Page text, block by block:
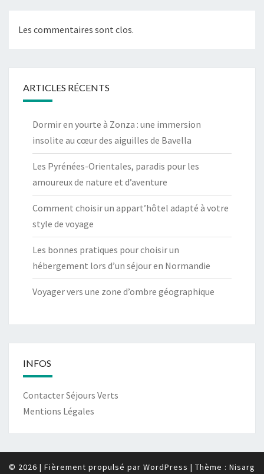
Les commentaires sont clos.
ARTICLES RÉCENTS
Dormir en yourte à Zonza : une immersion
insolite au cœur des aiguilles de Bavella
Les Pyrénées-Orientales, paradis pour les
amoureux de nature et d’aventure
Comment choisir un appart’hôtel adapté à votre
style de voyage
Les bonnes pratiques pour choisir un
hébergement lors d’un séjour en Normandie
Voyager vers une zone d’ombre géographique
INFOS
Contacter Séjours Verts
Mentions Légales
© 2026 | Fièrement propulsé par WordPress | Thème : Nisarg